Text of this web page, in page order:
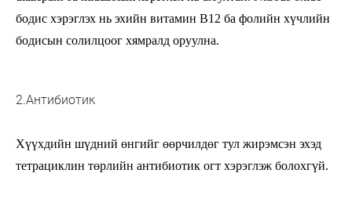
бодис хэрэглэх нь эхийн витамин В12 ба фолийн хүчлийн
бодисын солилцоог хямралд оруулна.
2.Антибиотик
Хүүхдийн шүдний өнгийг өөрчилдөг тул жирэмсэн эхэд
тетрациклин төрлийн антибиотик огт хэрэглэж болохгүй.